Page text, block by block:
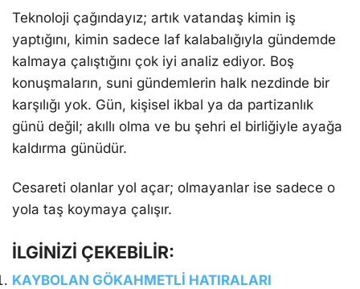
Teknoloji çağındayız; artık vatandaş kimin iş
yaptığını, kimin sadece laf kalabalığıyla gündemde
kalmaya çalıştığını çok iyi analiz ediyor. Boş
konuşmaların, suni gündemlerin halk nezdinde bir
karşılığı yok. Gün, kişisel ikbal ya da partizanlık
günü değil; akıllı olma ve bu şehri el birliğiyle ayağa
kaldırma günüdür.
Cesareti olanlar yol açar; olmayanlar ise sadece o
yola taş koymaya çalışır.
İLGİNİZİ ÇEKEBİLİR:
KAYBOLAN GÖKAHMETLİ HATIRALARI